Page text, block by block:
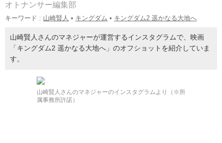
オトナンサー編集部
キーワード : 山崎賢人 • キングダム • キングダム2 遥かなる大地へ
山崎賢人さんのマネジャーが運営するインスタグラムで、映画
「キングダム2 遥かなる大地へ」のオフショットを紹介していま
す。
山崎賢人さんのマネジャーのインスタグラムより（※所
属事務所許諾）